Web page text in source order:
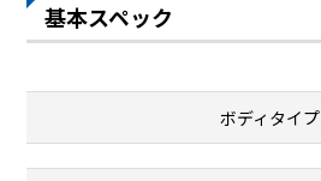
基本スペック
ボディタイプ